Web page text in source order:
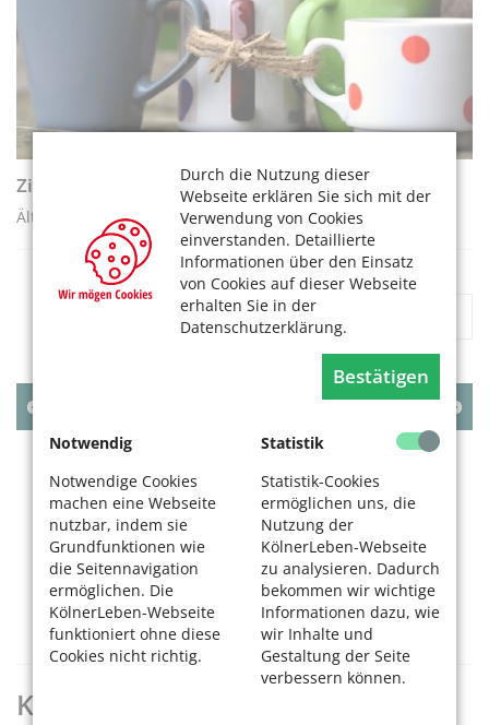
Durch die Nutzung dieser
Webseite erklären Sie sich mit der
Verwendung von Cookies
einverstanden. Detaillierte
Informationen über den Einsatz
von Cookies auf dieser Webseite
erhalten Sie in der
Datenschutzerklärung.
Bestätigen
Notwendig
Notwendige Cookies
machen eine Webseite
nutzbar, indem sie
Grundfunktionen wie
die Seitennavigation
ermöglichen. Die
KölnerLeben-Webseite
funktioniert ohne diese
Cookies nicht richtig.
Statistik
Statistik-Cookies
ermöglichen uns, die
Nutzung der
KölnerLeben-Webseite
zu analysieren. Dadurch
bekommen wir wichtige
Informationen dazu, wie
wir Inhalte und
Gestaltung der Seite
verbessern können.
Zimmer frei in einer Demenz-WG in Köln
Ältere Mitbewohnerin gesucht – ab sofort!
«
MO DI FR
SO
1
3
4 5 7 8
10
11 12 14 15
17
18 19 21 22
23
24
25 26 28 29
30
31
KölnerLeben Archiv